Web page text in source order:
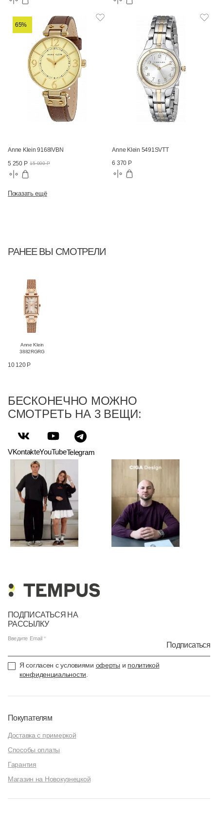
65%
Anne Klein 9168IVBN
5 250 Р 15 000 Р
Anne Klein 5491SVTT
6 370 Р
Показать ещё
РАНЕЕ ВЫ СМОТРЕЛИ
Anne Klein
3882RGRG
10 120 Р
БЕСКОНЕЧНО МОЖНО
СМОТРЕТЬ НА 3 ВЕЩИ:
VKontakteYouTubeTelegram
ПОДПИСАТЬСЯ НА
РАССЫЛКУ
Введите Email
Подписаться
Я согласен с условиями оферты и политикой
конфиденциальности
Покупателям
Доставка с примеркой
Способы оплаты
Гарантия
Магазин на Новокузнецкой